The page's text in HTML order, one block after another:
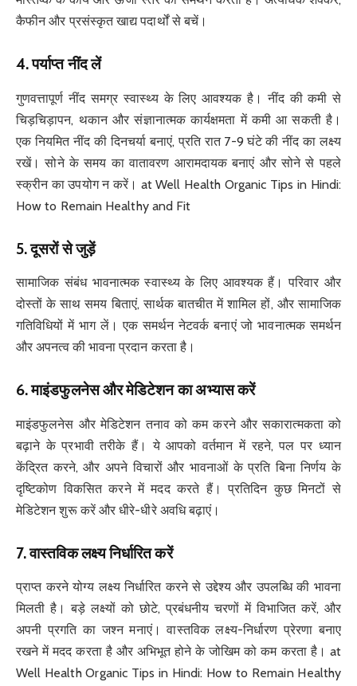
कैफीन और प्रसंस्कृत खाद्य पदार्थों से बचें।
4.पर्याप्त नींद लें
गुणवत्तापूर्ण नींद समग्र स्वास्थ्य के लिए आवश्यक है। नींद की कमी से
चिड़चिड़ापन, थकान और संज्ञानात्मक कार्यक्षमता में कमी आ सकती है।
एक नियमित नींद की दिनचर्या बनाएं, प्रति रात 7-9 घंटे की नींद का लक्ष्य
रखें। सोने के समय का वातावरण आरामदायक बनाएं और सोने से पहले
स्क्रीन का उपयोग न करें। at Well Health Organic Tips in Hindi:
How to Remain Healthy and Fit
5.दूसरों से जुड़ें
सामाजिक संबंध भावनात्मक स्वास्थ्य के लिए आवश्यक हैं। परिवार और
दोस्तों के साथ समय बिताएं, सार्थक बातचीत में शामिल हों, और सामाजिक
गतिविधियों में भाग लें। एक समर्थन नेटवर्क बनाएं जो भावनात्मक समर्थन
और अपनत्व की भावना प्रदान करता है।
6.माइंडफुलनेस और मेडिटेशन का अभ्यास करें
माइंडफुलनेस और मेडिटेशन तनाव को कम करने और सकारात्मकता को
बढ़ाने के प्रभावी तरीके हैं। ये आपको वर्तमान में रहने, पल पर ध्यान
केंद्रित करने, और अपने विचारों और भावनाओं के प्रति बिना निर्णय के
दृष्टिकोण विकसित करने में मदद करते हैं। प्रतिदिन कुछ मिनटों से
मेडिटेशन शुरू करें और धीरे-धीरे अवधि बढ़ाएं।
7.वास्तविक लक्ष्य निर्धारित करें
प्राप्त करने योग्य लक्ष्य निर्धारित करने से उद्देश्य और उपलब्धि की भावना
मिलती है। बड़े लक्ष्यों को छोटे, प्रबंधनीय चरणों में विभाजित करें, और
अपनी प्रगति का जश्न मनाएं। वास्तविक लक्ष्य-निर्धारण प्रेरणा बनाए
रखने में मदद करता है और अभिभूत होने के जोखिम को कम करता है। at
Well Health Organic Tips in Hindi: How to Remain Healthy